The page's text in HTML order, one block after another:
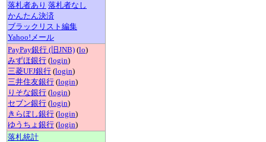
落札者あり 落札者なし
かんたん決済
ブラックリスト編集
Yahoo!メール
PayPay銀行 (旧JNB) (lo)
みずほ銀行 (login)
三菱UFJ銀行 (login)
三井住友銀行 (login)
りそな銀行 (login)
セブン銀行 (login)
きらぼし銀行 (login)
ゆうちょ銀行 (login)
落札統計